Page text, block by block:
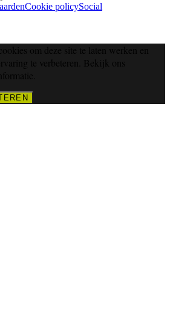
Cookie policySocial
om deze site te laten werken en
te verbeteren. Bekijk ons